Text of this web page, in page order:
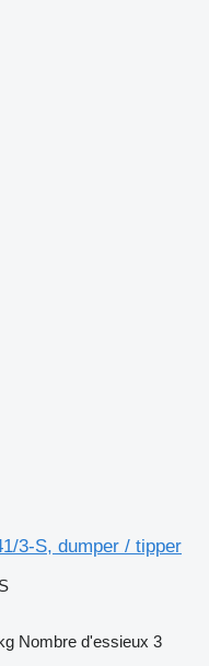
3-S, dumper / tipper
Nombre d'essieux 3